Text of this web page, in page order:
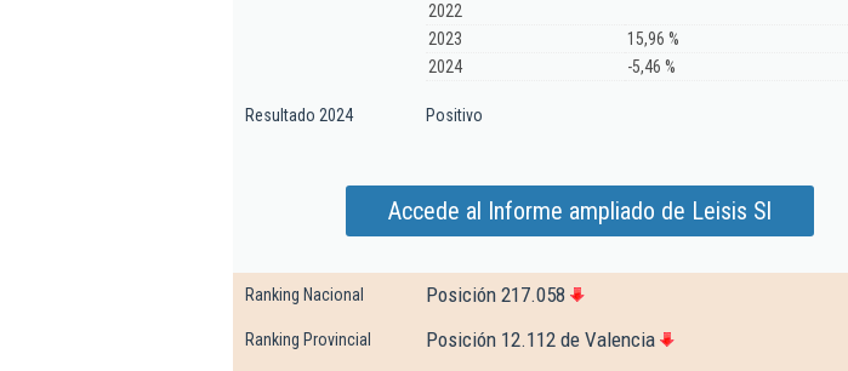
2022
2023
15,96 %
2024
-5,46 %
Resultado 2024 Positivo
Accede al Informe ampliado de Leisis Sl
Ranking Nacional Posición 217.058
Ranking Provincial Posición 12.112 de Valencia